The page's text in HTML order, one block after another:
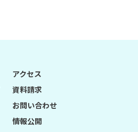
アクセス
資料請求
お問い合わせ
情報公開